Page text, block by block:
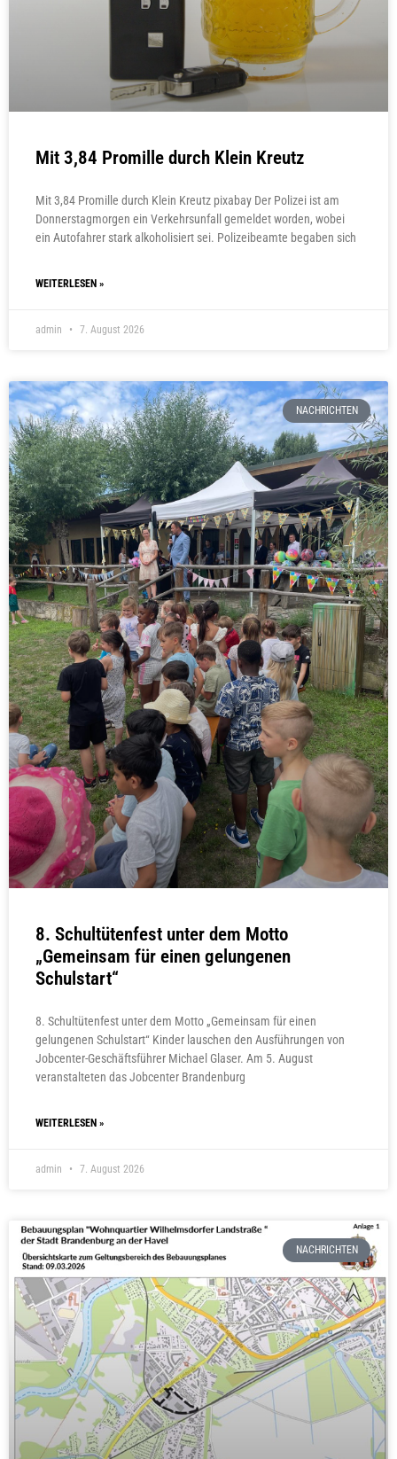
Mit 3,84 Promille durch Klein Kreutz
Mit 3,84 Promille durch Klein Kreutz pixabay Der Polizei ist am
Donnerstagmorgen ein Verkehrsunfall gemeldet worden, wobei
ein Autofahrer stark alkoholisiert sei. Polizeibeamte begaben sich
WEITERLESEN »
admin 7. August 2026
NACHRICHTEN
8. Schultütenfest unter dem Motto
„Gemeinsam für einen gelungenen
Schulstart“
8. Schultütenfest unter dem Motto „Gemeinsam für einen
gelungenen Schulstart“ Kinder lauschen den Ausführungen von
Jobcenter-Geschäftsführer Michael Glaser. Am 5. August
veranstalteten das Jobcenter Brandenburg
WEITERLESEN »
admin 7. August 2026
NACHRICHTEN